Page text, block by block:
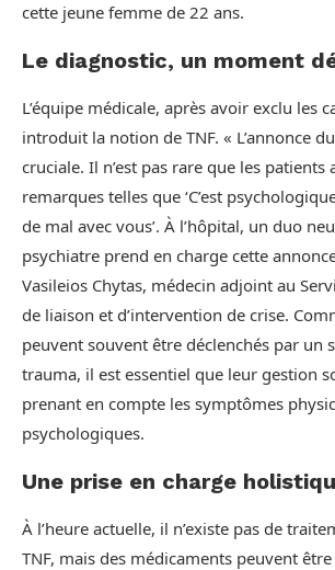
cette jeune femme de 22 ans.
Le diagnostic, un moment
L’équipe médicale, après avoir exclu les
introduit la notion de TNF. « L’annonce
cruciale. Il n’est pas rare que les patients
remarques telles que ‘C’est
de mal avec vous’. À l’hôpital, un duo
psychiatre prend en charge cette
Vasileios Chytas, médecin adjoint au
de liaison et d’intervention de crise.
peuvent souvent être déclenchés par un
trauma, il est essentiel que leur gestion
prenant en compte les symptômes
psychologiques.
Une prise en charge
À l’heure actuelle, il n’existe pas de
TNF, mais des médicaments peuvent